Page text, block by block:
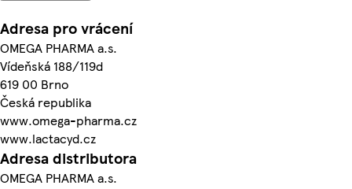
Adresa pro vrácení
OMEGA PHARMA a.s.
Vídeňská 188/119d
619 00 Brno
Česká republika
www.omega-pharma.cz
www.lactacyd.cz
Adresa distributora
OMEGA PHARMA a.s.